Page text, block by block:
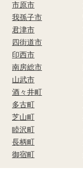
市原市
我孫子市
君津市
四街道市
印西市
南房総市
山武市
酒々井町
多古町
芝山町
睦沢町
長柄町
御宿町